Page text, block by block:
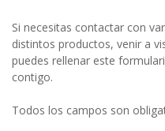
Si necesitas contactar con
distintos productos, venir a
puedes rellenar este
contigo.
Todos los campos son